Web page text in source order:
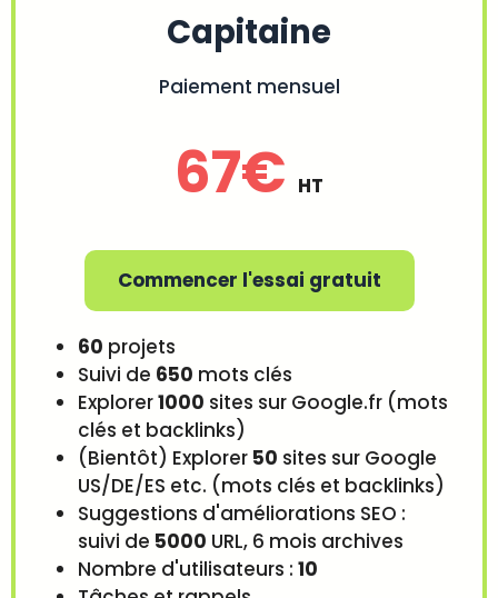
Capitaine
Paiement mensuel
67€ HT
Commencer l'essai gratuit
60 projets
Suivi de 650 mots clés
Explorer1000 sites sur Google.fr (mots
clés et backlinks)
(Bientôt) Explorer 50 sites sur Google
US/DE/ES etc. (mots clés et backlinks)
Suggestions d'améliorations SEO :
suivi de 5000 URL, 6 mois archives
Nombre d'utilisateurs : 10